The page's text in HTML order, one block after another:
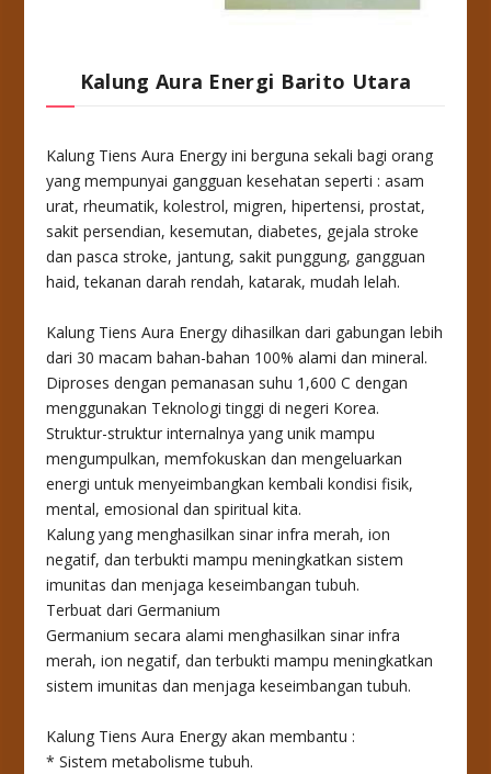
Kalung Aura Energi Barito Utara
Kalung Tiens Aura Energy ini berguna sekali bagi orang
yang mempunyai gangguan kesehatan seperti : asam
urat, rheumatik, kolestrol, migren, hipertensi, prostat,
sakit persendian, kesemutan, diabetes, gejala stroke
dan pasca stroke, jantung, sakit punggung, gangguan
haid, tekanan darah rendah, katarak, mudah lelah.
Kalung Tiens Aura Energy dihasilkan dari gabungan lebih
dari 30 macam bahan-bahan 100% alami dan mineral.
Diproses dengan pemanasan suhu 1,600 C dengan
menggunakan Teknologi tinggi di negeri Korea.
Struktur-struktur internalnya yang unik mampu
mengumpulkan, memfokuskan dan mengeluarkan
energi untuk menyeimbangkan kembali kondisi fisik,
mental, emosional dan spiritual kita.
Kalung yang menghasilkan sinar infra merah, ion
negatif, dan terbukti mampu meningkatkan sistem
imunitas dan menjaga keseimbangan tubuh.
Terbuat dari Germanium
Germanium secara alami menghasilkan sinar infra
merah, ion negatif, dan terbukti mampu meningkatkan
sistem imunitas dan menjaga keseimbangan tubuh.
Kalung Tiens Aura Energy akan membantu :
* Sistem metabolisme tubuh.